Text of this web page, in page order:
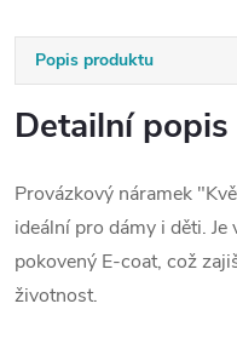
Popis produktu
Detailní
Provázkový náramek
ideální pro dámy i děti.
pokovený E-coat, což
životnost.